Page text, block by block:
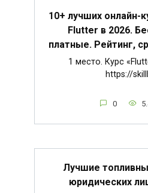
10+ лучших онлайн-
Flutter в 2026.
платные. Рейтинг,
1 место. Курс
https://
0
Лучшие
юридических